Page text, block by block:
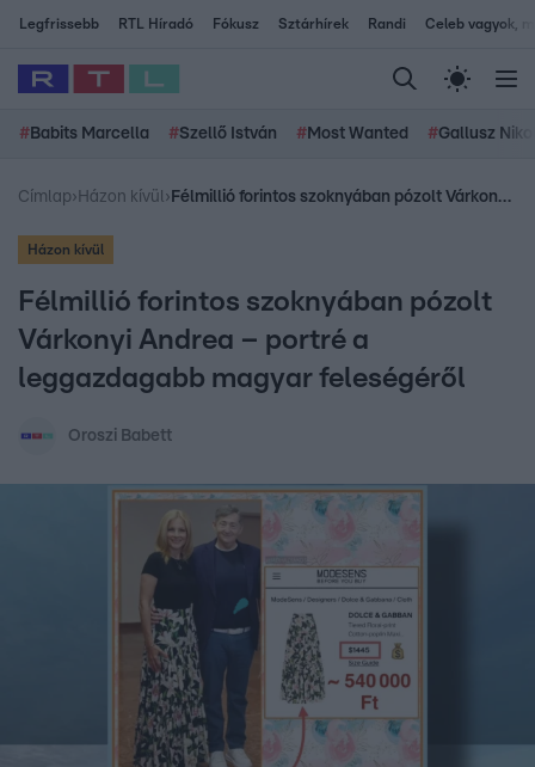
Legfrissebb RTL Híradó Fókusz Sztárhírek Randi Celeb vagyok,
# Babits Marcella #Szellő István # Most Wanted #Gallusz
Címlap› Házon kívül› Félmillió forintos szoknyában pózolt Várkonyi Andrea – portré a leggazdagabb magyar feleségéről
Házon kívül
Félmillió forintos szoknyában pózolt
Várkonyi Andrea – portré a
leggazdagabb magyar feleségéről
Oroszi Babett